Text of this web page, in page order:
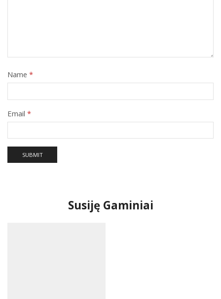
Name *
Email *
Susiję Gaminiai